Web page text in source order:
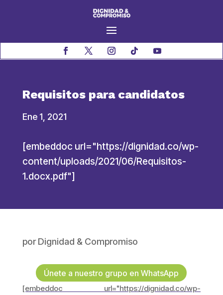
Requisitos para candidatos
Ene 1, 2021
[embeddoc url="https://dignidad.co/wp-
content/uploads/2021/06/Requisitos-
1.docx.pdf"]
porDignidad & Compromiso
Únete a nuestro grupo en WhatsApp
[embeddoc url="https://dignidad.co/wp-